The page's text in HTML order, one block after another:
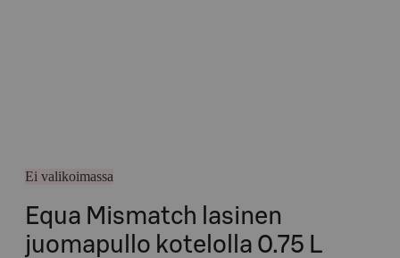
Ei valikoimassa
Equa Mismatch lasinen
juomapullo kotelolla 0.75 L